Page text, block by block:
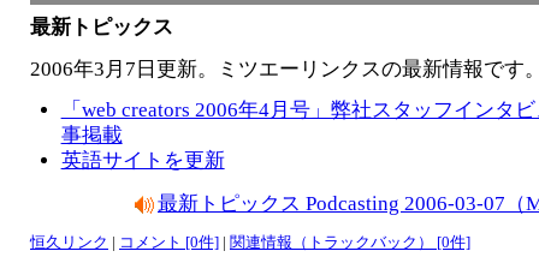
最新トピックス
2006年3月7日更新。ミツエーリンクスの最新情報です
「web creators 2006年4月号」弊社スタッフインタ
事掲載
英語サイトを更新
最新トピックス Podcasting 2006-03-07（
恒久リンク コメント [0件] 関連情報（トラックバック） [0件]